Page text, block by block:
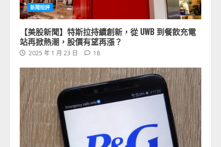
新聞短評
【美股新聞】特斯拉持續創新，從 UWB 到餐飲充電
站再掀熱潮，股價有望再漲？
2025 年 1 月 23 日 18